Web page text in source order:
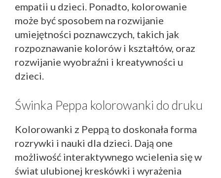
empatii u dzieci. Ponadto, kolorowanie
może być sposobem na rozwijanie
umiejętności poznawczych, takich jak
rozpoznawanie kolorów i kształtów, oraz
rozwijanie wyobraźni i kreatywności u
dzieci.
Świnka Peppa kolorowanki do druku
Kolorowanki z Peppą to doskonała forma
rozrywki i nauki dla dzieci. Dają one
możliwość interaktywnego wcielenia się w
świat ulubionej kreskówki i wyrażenia